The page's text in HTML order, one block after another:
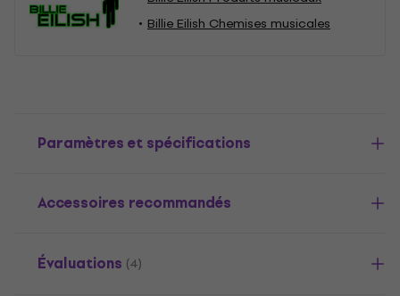
Billie Eilish Chemises musicales
Paramètres et spécifications
Accessoires recommandés
Évaluations (4)